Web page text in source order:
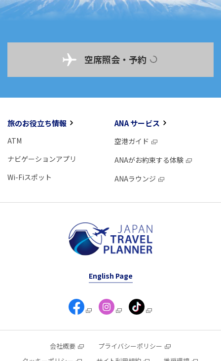
空席照会・予約
旅のお役立ち情報
ATM
ナビゲーションアプリ
Wi-Fiスポット
ANA サービス
空港ガイド
ANAがお約束する体験
ANAラウンジ
English Page
会社概要
プライバシーポリシー